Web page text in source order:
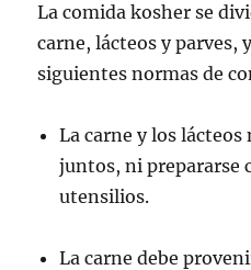
La comida kosher se
carne, lácteos y parves,
siguientes normas de
La carne y los lácteos
juntos, ni prepararse
utensilios.
La carne debe